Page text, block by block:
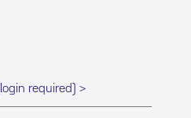
required) >